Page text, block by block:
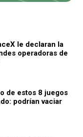
le declaran la
operadoras de
de estos 8 juegos
podrían vaciar